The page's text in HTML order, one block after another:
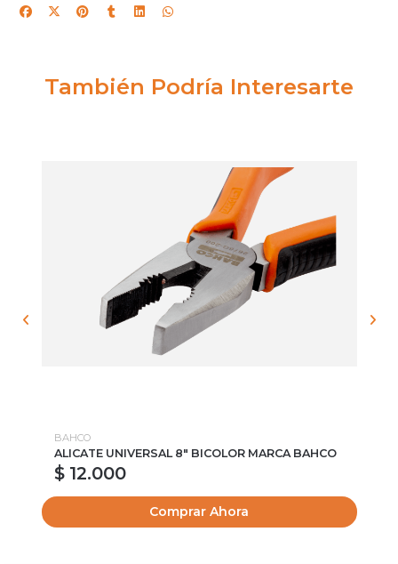
También Podría Interesarte
BAHCO
ALICATE UNIVERSAL 8" BICOLOR MARCA BAHCO
$ 12.000
Comprar Ahora